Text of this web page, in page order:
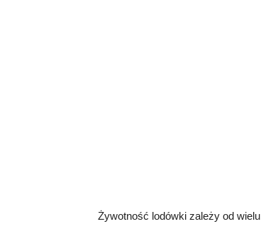
Żywotność lodówki zależy od